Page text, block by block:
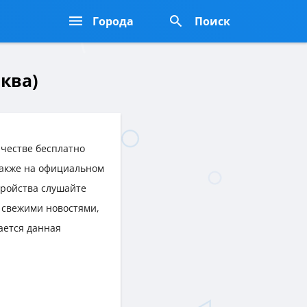
Города Поиск
бесплатно
на официальном
слушайте
новостями,
данная